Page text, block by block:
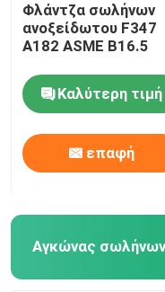
Προϊόντα
Περίπου εμείς
Γύρος
Company News
Φλάντζα σωλήνων
ανοξείδωτου F347
A182 ASME B16.5
Καλύτερη τιμή
επαφή
Αγκώνας